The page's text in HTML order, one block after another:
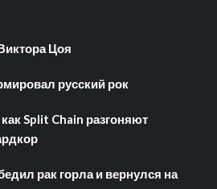
Цоя
русский рок
Split Chain разгоняют
рак горла и вернулся на